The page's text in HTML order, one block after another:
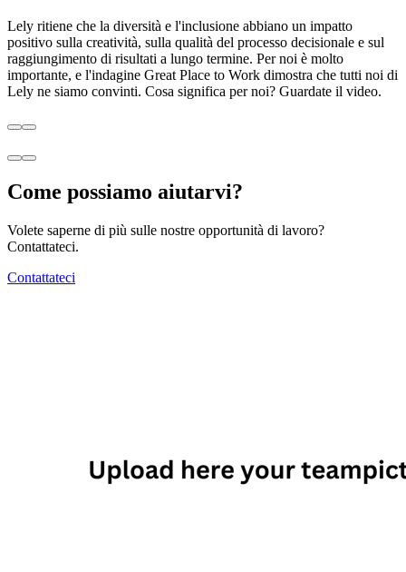
Lely ritiene che la diversità e l'inclusione abbiano un impatto
positivo sulla creatività, sulla qualità del processo decisionale e sul
raggiungimento di risultati a lungo termine. Per noi è molto
importante, e l'indagine Great Place to Work dimostra che tutti noi di
Lely ne siamo convinti. Cosa significa per noi? Guardate il video.
Come possiamo aiutarvi?
Volete saperne di più sulle nostre opportunità di lavoro?
Contattateci.
Contattateci